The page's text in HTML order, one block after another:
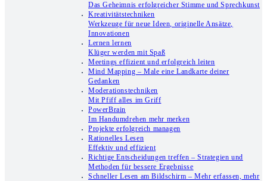
Das Geheimnis erfolgreicher Stimme und Sprechkunst
Kreativitätstechniken
Werkzeuge für neue Ideen, originelle Ansätze,
Innovationen
Lernen lernen
Klüger werden mit Spaß
Meetings effizient und erfolgreich leiten
Mind Mapping – Male eine Landkarte deiner
Gedanken
Moderationstechniken
Mit Pfiff alles im Griff
PowerBrain
Im Handumdrehen mehr merken
Projekte erfolgreich managen
Rationelles Lesen
Effektiv und effizient
Richtige Entscheidungen treffen – Strategien und
Methoden für bessere Ergebnisse
Schneller Lesen am Bildschirm – Mehr erfassen, mehr